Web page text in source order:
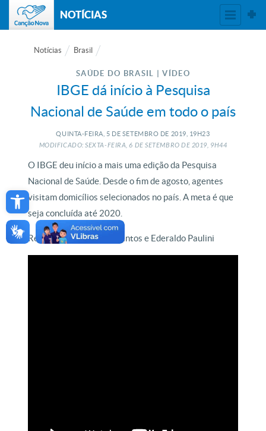
Open toolbar
NOTÍCIAS
Notícias Brasil
SAÚDE DO BRASIL | VÍDEO
IBGE dá início à Pesquisa
Nacional de Saúde em todo o país
QUINTA-FEIRA, 5 DE SETEMBRO DE 2019, 19H23
MODIFICADO: SEXTA-FEIRA, 6 DESETEMBRO DE 2019, 9H44
O IBGE deu início a mais uma edição da Pesquisa
Nacional de Saúde. Desde o fim de agosto, agentes
visitam domicílios selecionados no país. A meta é que
seja concluída até 2020.
Reportagem de Elaine Santos e Ederaldo Paulini